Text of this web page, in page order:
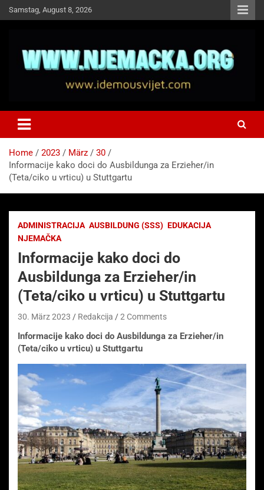
Skip
to
Samstag, August 8, 2026
Idemo u Svijet-Njemacka!
Home 2023 März
30
Informacije kako doci do Ausbildunga za Erzieher/in
(Teta/ciko u vrticu) u Stuttgartu
ADMINISTRACIJA AUSBILDUNG (SSS) EDUKACIJA
NJEMAČKA
Informacije kako doci do
Ausbildunga za Erzieher/in
(Teta/ciko u vrticu) u Stuttgartu
30. März 2023 Redakcija 2 Comments
Informacije kako doci do Ausbildunga za Erzieher/in
(Teta/ciko u vrticu) u Stuttgartu